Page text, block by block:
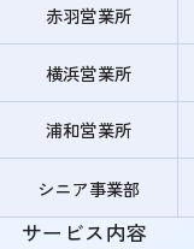
赤羽営業所
横浜営業所
浦和営業所
シニア事業部
サービス内容